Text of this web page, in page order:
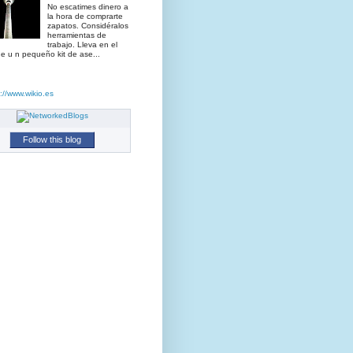
No escatimes dinero a
la hora de comprarte
zapatos. Considéralos
herramientas de
trabajo. Lleva en el
u n pequeño kit de ase...
Follow this blog